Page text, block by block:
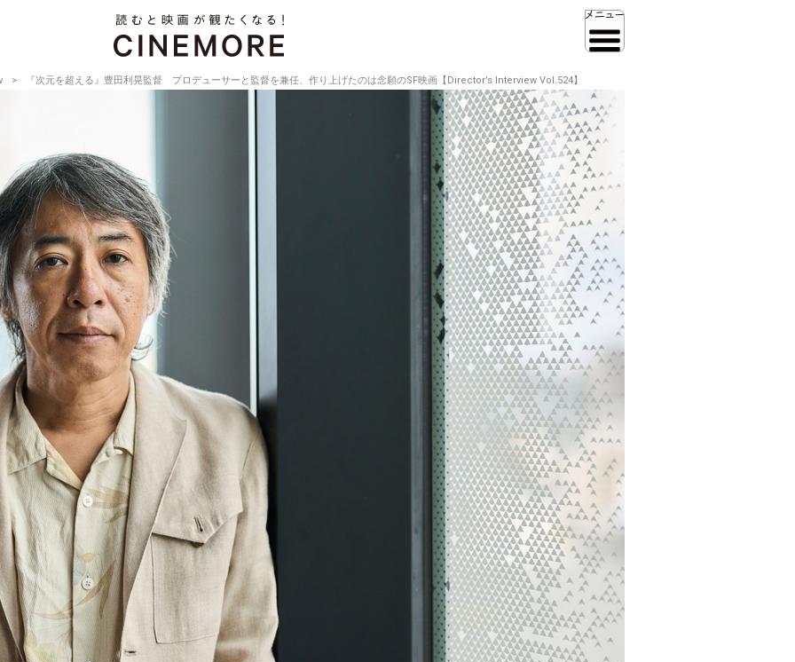
『次元を超える』豊田利晃監督 プロデューサーと監督を兼任、作り上げたのは念願のSF映画【Director’s Interview Vol.524】